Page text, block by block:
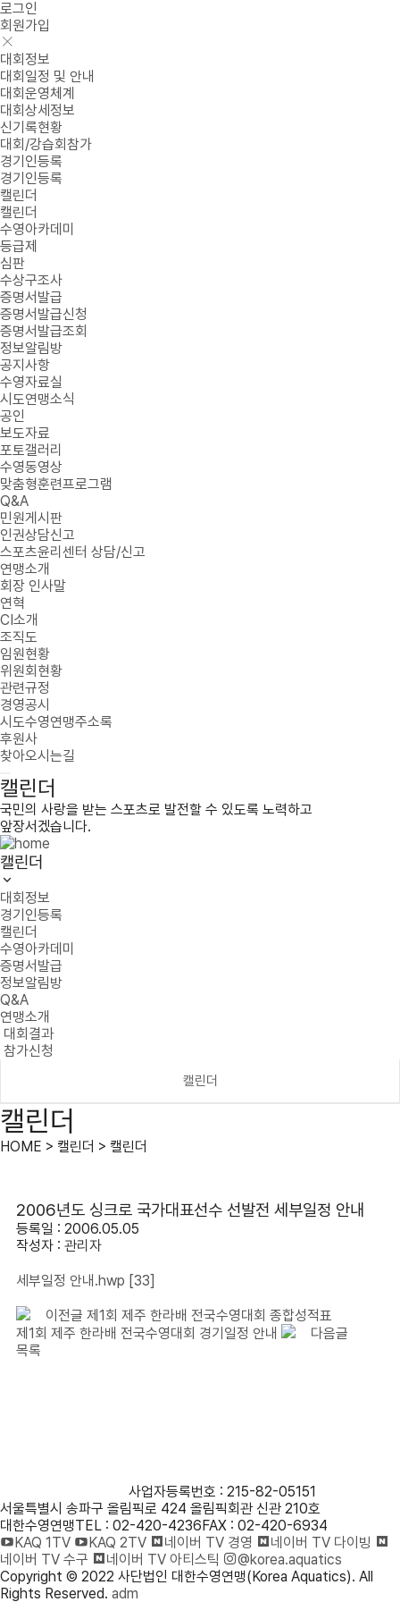
로그인
회원가입
대회정보
대회일정 및 안내
대회운영체계
대회상세정보
신기록현황
대회/강습회참가
경기인등록
경기인등록
캘린더
캘린더
수영아카데미
등급제
심판
수상구조사
증명서발급
증명서발급신청
증명서발급조회
정보알림방
공지사항
수영자료실
시도연맹소식
공인
보도자료
포토갤러리
수영동영상
맞춤형훈련프로그램
Q&A
민원게시판
인권상담신고
스포츠윤리센터 상담/신고
연맹소개
회장 인사말
연혁
CI소개
조직도
임원현황
위원회현황
관련규정
경영공시
시도수영연맹주소록
후원사
찾아오시는길
캘린더
국민의 사랑을 받는 스포츠로 발전할 수 있도록 노력하고
앞장서겠습니다.
캘린더
대회정보
경기인등록
캘린더
수영아카데미
증명서발급
정보알림방
Q&A
연맹소개
대회결과
참가신청
캘린더
캘린더
HOME > 캘린더 > 캘린더
2006년도 싱크로 국가대표선수 선발전 세부일정 안내
등록일 : 2006.05.05
작성자 : 관리자
세부일정 안내.hwp [33]
이전글 제1회 제주 한라배 전국수영대회 종합성적표
제1회 제주 한라배 전국수영대회 경기일정 안내
다음글
목록
사업자등록번호 : 215-82-05151
서울특별시 송파구 올림픽로 424 올림픽회관 신관 210호
대한수영연맹TEL : 02-420-4236FAX : 02-420-6934
KAQ 1TV
KAQ 2TV 네이버 TV 경영
네이버 TV 다이빙
네이버 TV 수구
네이버 TV 아티스틱
@korea.aquatics
Copyright © 2022 사단법인 대한수영연맹(Korea Aquatics). All
Rights Reserved. adm